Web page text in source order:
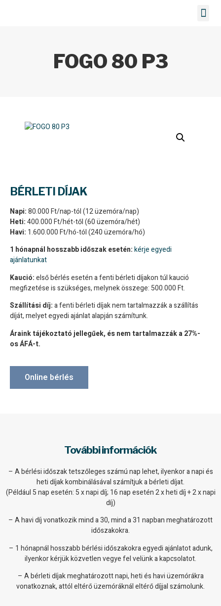
FOGO 80 P3
BÉRLETI DÍJAK
Napi:80.000 Ft/nap-tól (12 üzemóra/nap)
Heti:400.000 Ft/hét-től (60 üzemóra/hét)
Havi: 1.600.000 Ft/hó-tól (240 üzemóra/hó)
1 hónapnál hosszabb időszak esetén:kérje egyedi
ajánlatunkat
Kaució:első bérlés esetén a fenti bérleti díjakon túl kaució
megfizetése is szükséges, melynek összege: 500.000 Ft.
Szállítási díj:a fenti bérleti díjak nem tartalmazzák a szállítás
díját, melyet egyedi ajánlat alapján számítunk.
Áraink tájékoztató jellegűek, és nem tartalmazzák a 27%-
os ÁFÁ-t.
Online bérlés
További információk
– A bérlési időszak tetszőleges számú nap lehet, ilyenkor a napi és
heti díjak kombinálásával számítjuk a bérleti díjat.
(Például 5 nap esetén: 5 x napi díj; 16 nap esetén 2 x heti díj + 2 x napi
díj)
– A havi díj vonatkozik mind a 30, mind a 31 napban meghatározott
időszakokra.
– 1 hónapnál hosszabb bérlési időszakokra egyedi ajánlatot adunk,
ilyenkor kérjük közvetlen vegye fel velünk a kapcsolatot.
– A bérleti díjak meghatározott napi, heti és havi üzemórákra
vonatkoznak, attól eltérő üzemóráknál eltérő díjjal számolunk.